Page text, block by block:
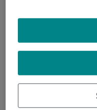
HOSPITAL UNIVERSITARIO
agilizar el flujo de
enfermedades
la enfermedad
versátil a todas las
habituales, desde
(ICP) a otras complejas
válvulas aórtica
supone la continuación